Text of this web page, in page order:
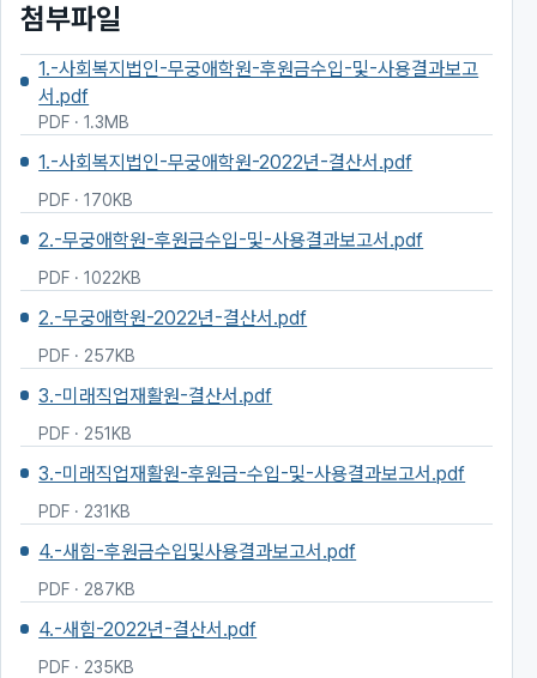
첨부파일
1.-사회복지법인-무궁애학원-후원금수입-및-사용결과보고
서.pdf
PDF · 1.3MB
1.-사회복지법인-무궁애학원-2022년-결산서.pdf
PDF · 170KB
2.-무궁애학원-후원금수입-및-사용결과보고서.pdf
PDF · 1022KB
2.-무궁애학원-2022년-결산서.pdf
PDF · 257KB
3.-미래직업재활원-결산서.pdf
PDF · 251KB
3.-미래직업재활원-후원금-수입-및-사용결과보고서.pdf
PDF · 231KB
4.-새힘-후원금수입및사용결과보고서.pdf
PDF · 287KB
4.-새힘-2022년-결산서.pdf
PDF · 235KB